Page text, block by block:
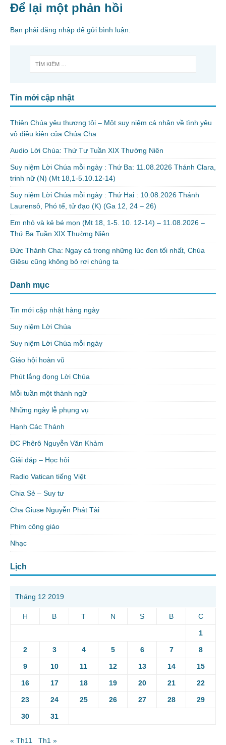
Để lại một phản hồi
Bạn phải đăng nhập để gửi bình luận.
Tin mới cập nhật
Thiên Chúa yêu thương tôi – Một suy niệm cá nhân về tình yêu
vô điều kiện của Chúa Cha
Audio Lời Chúa: Thứ Tư Tuần XIX Thường Niên
Suy niệm Lời Chúa mỗi ngày : Thứ Ba: 11.08.2026 Thánh Clara,
trinh nữ (N) (Mt 18,1-5.10.12-14)
Suy niệm Lời Chúa mỗi ngày : Thứ Hai : 10.08.2026 Thánh
Laurensô, Phó tế, tử đạo (K) (Ga 12, 24 – 26)
Em nhỏ và kẻ bé mọn (Mt 18, 1-5. 10. 12-14) – 11.08.2026 –
Thứ Ba Tuần XIX Thường Niên
Đức Thánh Cha: Ngay cả trong những lúc đen tối nhất, Chúa
Giêsu cũng không bỏ rơi chúng ta
Danh mục
Tin mới cập nhật hàng ngày
Suy niệm Lời Chúa
Suy niệm Lời Chúa mỗi ngày
Giáo hội hoàn vũ
Phút lắng đọng Lời Chúa
Mỗi tuần một thành ngữ
Những ngày lễ phụng vụ
Hạnh Các Thánh
ĐC Phêrô Nguyễn Văn Khảm
Giải đáp – Học hỏi
Radio Vatican tiếng Việt
Chia Sẻ – Suy tư
Cha Giuse Nguyễn Phát Tài
Phim công giáo
Nhạc
Lịch
Tháng 12 2019
H B T N S B C
1
2 3 4 5 6 7 8
9 10 11 12 13 14 15
16 17 18 19 20 21 22
23 24 25 26 27 28 29
30 31
« Th11 Th1 »